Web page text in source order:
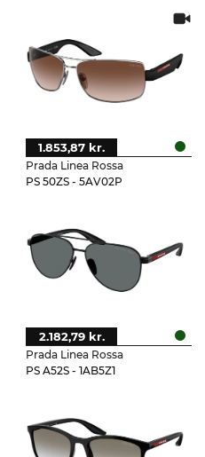
Prada Linea Rossa
PS 50ZS - 5AV02P
1.853,87 kr.
Prada Linea Rossa
PS A52S - 1AB5Z1
2.182,79 kr.